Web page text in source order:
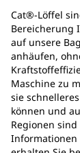
Cat®-Löffel
Bereicherung
auf unsere
anhäufen,
Maschine zu
sie
können und
Regionen
Informationen